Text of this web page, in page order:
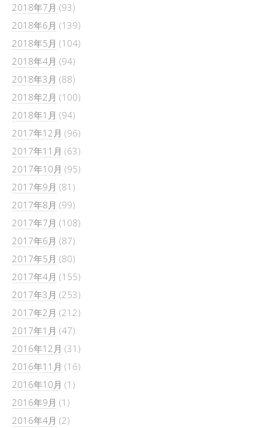
2018年7月 (93)
2018年6月 (139)
2018年5月 (104)
2018年4月 (94)
2018年3月 (88)
2018年2月 (100)
2018年1月 (94)
2017年12月 (96)
2017年11月 (63)
2017年10月 (95)
2017年9月 (81)
2017年8月 (99)
2017年7月 (108)
2017年6月 (87)
2017年5月 (80)
2017年4月 (155)
2017年3月 (253)
2017年2月 (212)
2017年1月 (47)
2016年12月 (31)
2016年11月 (16)
2016年10月 (1)
2016年9月 (1)
2016年4月 (2)